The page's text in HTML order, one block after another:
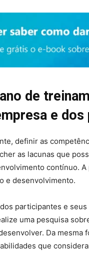
de
e
definir as
as lacunas que
contínuo.
e desenvolvimento.
participantes e
uma pesquisa
Da
que